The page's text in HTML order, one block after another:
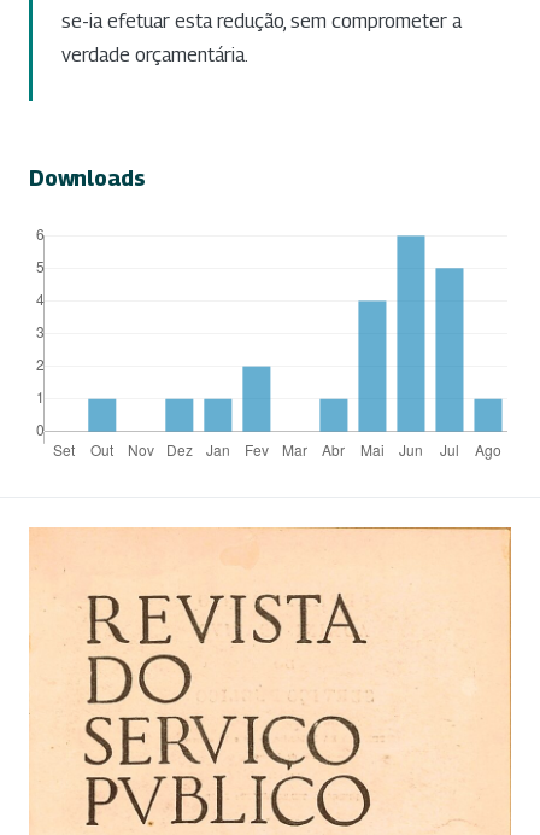
se-ia efetuar esta redução, sem comprometer a
verdade orçamentária.
Downloads